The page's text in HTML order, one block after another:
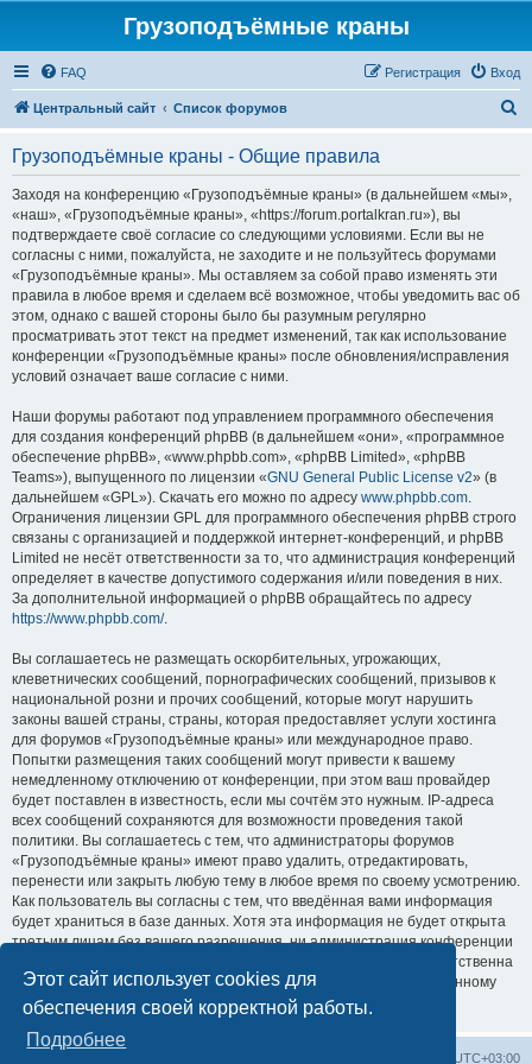
Этот сайт использует cookies для
обеспечения своей корректной работы.
Подробнее
Грузоподъёмные краны
FAQ Вход
Регистрация
Центральный сайт Список форумов
Грузоподъёмные краны - Общие правила
Заходя на конференцию «Грузоподъёмные краны» (в дальнейшем «мы»,
«наш», «Грузоподъёмные краны», «https://forum.portalkran.ru»), вы
подтверждаете своё согласие со следующими условиями. Если вы не
согласны с ними, пожалуйста, не заходите и не пользуйтесь форумами
«Грузоподъёмные краны». Мы оставляем за собой право изменять эти
правила в любое время и сделаем всё возможное, чтобы уведомить вас об
этом, однако с вашей стороны было бы разумным регулярно
просматривать этот текст на предмет изменений, так как использование
конференции «Грузоподъёмные краны» после обновления/исправления
условий означает ваше согласие с ними.
Наши форумы работают под управлением программного обеспечения
для создания конференций phpBB (в дальнейшем «они», «программное
обеспечение phpBB», «www.phpbb.com», «phpBB Limited», «phpBB
Teams»), выпущенного по лицензии «GNU General Public License v2» (в
дальнейшем «GPL»). Скачать его можно по адресу www.phpbb.com.
Ограничения лицензии GPL для программного обеспечения phpBB строго
связаны с организацией и поддержкой интернет-конференций, и phpBB
Limited не несёт ответственности за то, что администрация конференций
определяет в качестве допустимого содержания и/или поведения в них.
За дополнительной информацией о phpBB обращайтесь по адресу
https://www.phpbb.com/.
Вы соглашаетесь не размещать оскорбительных, угрожающих,
клеветнических сообщений, порнографических сообщений, призывов к
национальной розни и прочих сообщений, которые могут нарушить
законы вашей страны, страны, которая предоставляет услуги хостинга
для форумов «Грузоподъёмные краны» или международное право.
Попытки размещения таких сообщений могут привести к вашему
немедленному отключению от конференции, при этом ваш провайдер
будет поставлен в известность, если мы сочтём это нужным. IP-адреса
всех сообщений сохраняются для возможности проведения такой
политики. Вы соглашаетесь с тем, что администраторы форумов
«Грузоподъёмные краны» имеют право удалить, отредактировать,
перенести или закрыть любую тему в любое время по своему усмотрению.
Как пользователь вы согласны с тем, что введённая вами информация
будет храниться в базе данных. Хотя эта информация не будет открыта
третьим лицам без вашего разрешения, ни администрация конференции
«Грузоподъёмные краны», ни phpBB Limited не может быть ответственна
за действия хакеров, которые могут привести к несанкционированному
доступу к ней.
UTC+03:00